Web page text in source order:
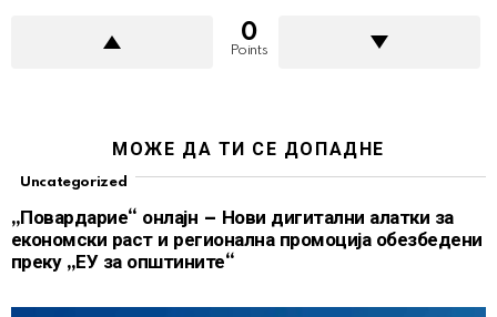
0
Points
МОЖЕ ДА ТИ СЕ ДОПАДНЕ
Uncategorized
„Повардарие“ онлајн – Нови дигитални алатки за
економски раст и регионална промоција обезбедени
преку „ЕУ за општините“